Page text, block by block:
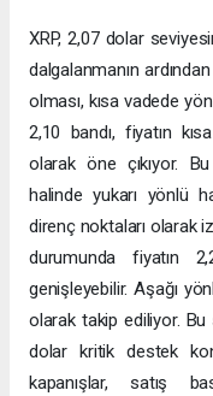
XRP, 2,07 dolar
dalgalanmanın
olması, kısa vadede
2,10 bandı, fiyatın
olarak öne çıkıyor. Bu
halinde yukarı yönlü
direnç noktaları olarak
durumunda fiyatın
genişleyebilir. Aşağı
olarak takip ediliyor. Bu
dolar kritik destek
kapanışlar, satış